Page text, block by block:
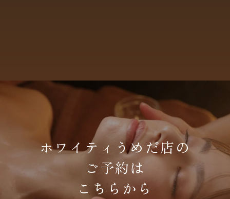
ホワイティうめだ店の
ご予約は
こちらから